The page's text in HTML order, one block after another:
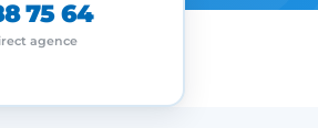
75 64
agence